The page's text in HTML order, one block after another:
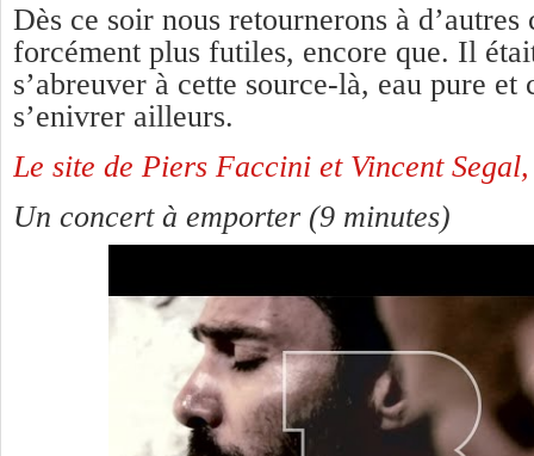
Dès ce soir nous retournerons à d’autres
forcément plus futiles, encore que. Il
s’abreuver à cette source-là, eau pure et
s’enivrer ailleurs.
Le site de Piers Faccini et Vincent
Un concert à emporter (9 minutes)